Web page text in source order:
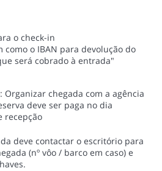
o check-in
como o IBAN para devolução do
será cobrado à entrada"
chegada com a agência
deve ser paga no dia
recepção
deve contactar o escritório para
(nº vôo / barco em caso) e